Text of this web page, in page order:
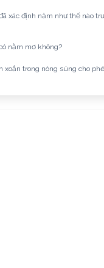
xác định năm như thế nào
nằm mơ không?
xoắn trong nòng súng cho